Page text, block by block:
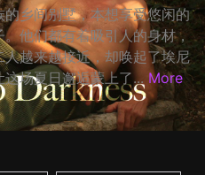
乡间别墅，本想享受悠闲的
他们都有着吸引人的身材，
越来越接近，却唤起了埃尼
场夏日邂逅蒙上了... More